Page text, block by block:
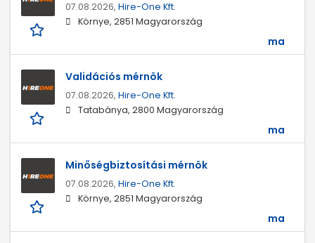
07.08.2026, Hire-One Kft.
Környe, 2851 Magyarország
ma
Validációs mérnök
07.08.2026, Hire-One Kft.
Tatabánya, 2800 Magyarország
ma
Minőségbiztosítási mérnök
07.08.2026, Hire-One Kft.
Környe, 2851 Magyarország
ma